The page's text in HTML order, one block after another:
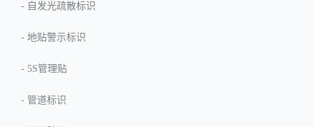
- 自发光疏散标识
- 地贴警示标识
- 5S管理贴
- 管道标识